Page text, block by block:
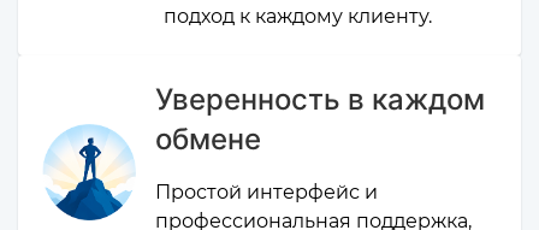
подход к каждому клиенту.
Уверенность в каждом
обмене
Простой интерфейс и
профессиональная поддержка,